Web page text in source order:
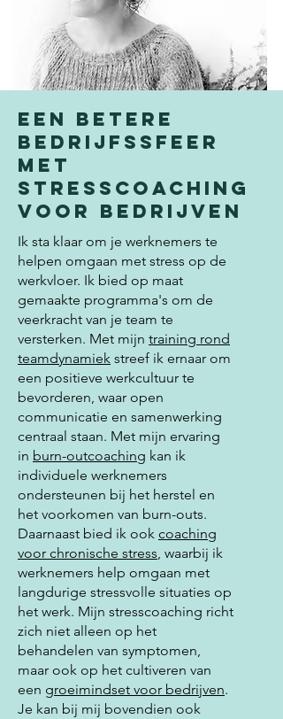
Een betere
bedrijfssfeer
met
stresscoaching
voor bedrijven
Ik sta klaar om je werknemers te
helpen omgaan met stress op de
werkvloer. Ik bied op maat
gemaakte programma's om de
veerkracht van je team te
versterken. Met mijn training rond
teamdynamiek streef ik ernaar om
een positieve werkcultuur te
bevorderen, waar open
communicatie en samenwerking
centraal staan. Met mijn ervaring
in burn-outcoaching kan ik
individuele werknemers
ondersteunen bij het herstel en
het voorkomen van burn-outs.
Daarnaast bied ik ook coaching
voor chronische stress, waarbij ik
werknemers help omgaan met
langdurige stressvolle situaties op
het werk. Mijn stresscoaching richt
zich niet alleen op het
behandelen van symptomen,
maar ook op het cultiveren van
een groeimindset voor bedrijven.
Je kan bij mij bovendien ook